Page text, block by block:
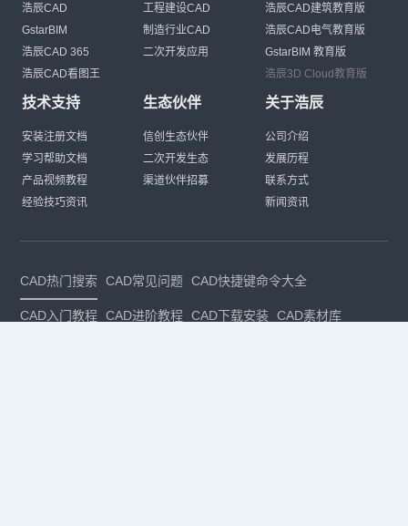
浩辰CAD
GstarBIM
浩辰CAD 365
浩辰CAD看图王
工程建设CAD
制造行业CAD
二次开发应用
浩辰CAD建筑教育版
浩辰CAD电气教育版
GstarBIM 教育版
浩辰3D Cloud教育版
技术支持
安装注册文档
学习帮助文档
产品视频教程
经验技巧资讯
生态伙伴
信创生态伙伴
二次开发生态
渠道伙伴招募
关于浩辰
公司介绍
发展历程
联系方式
新闻资讯
CAD热门搜索 CAD常见问题 CAD快捷键命令大全
CAD入门教程 CAD进阶教程 CAD下载安装 CAD素材库